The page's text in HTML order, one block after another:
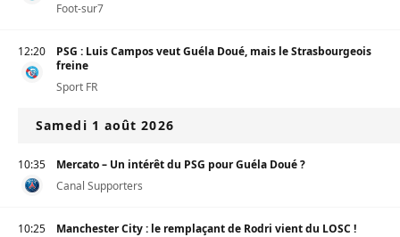
Foot-sur7
12:20
PSG : Luis Campos veut Guéla Doué, mais le Strasbourgeois
freine
Sport FR
Samedi 1 août 2026
10:35
Mercato – Un intérêt du PSG pour Guéla Doué ?
Canal Supporters
10:25
Manchester City : le remplaçant de Rodri vient du LOSC !